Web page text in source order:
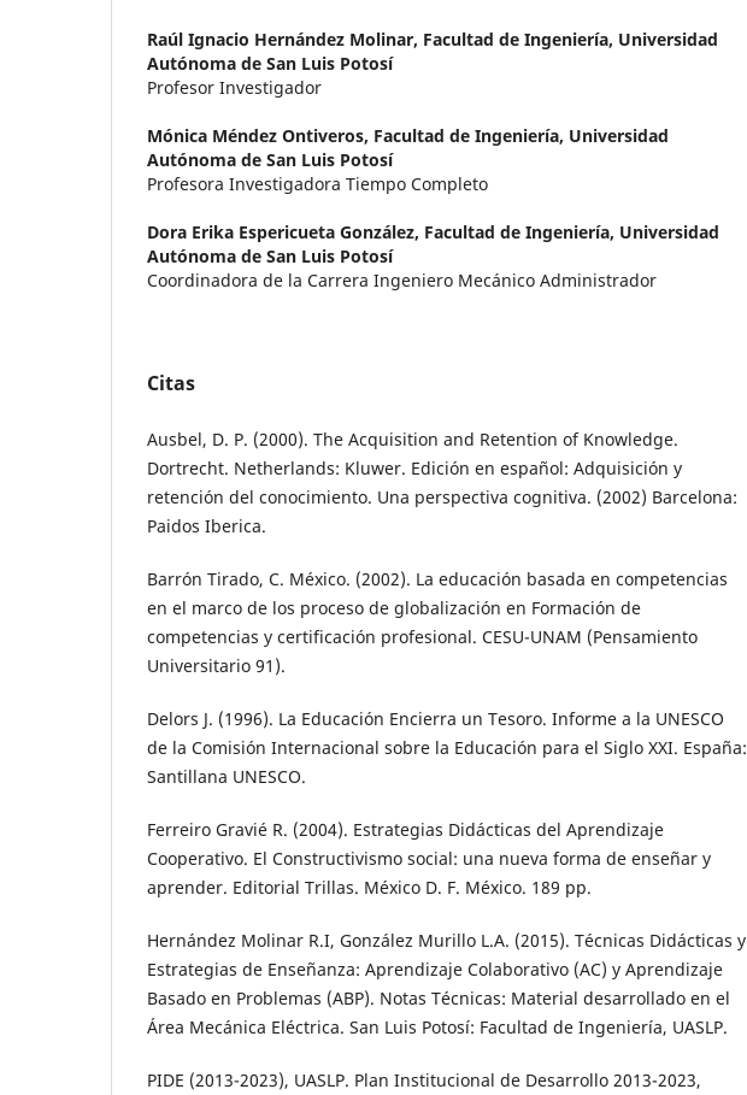
Raúl Ignacio Hernández Molinar, Facultad de Ingeniería, Universidad
Autónoma de San Luis Potosí
Profesor Investigador
Mónica Méndez Ontiveros, Facultad de Ingeniería, Universidad
Autónoma de San Luis Potosí
Profesora Investigadora Tiempo Completo
Dora Erika Espericueta González, Facultad de Ingeniería, Universidad
Autónoma de San Luis Potosí
Coordinadora de la Carrera Ingeniero Mecánico Administrador
Citas
Ausbel, D. P. (2000). The Acquisition and Retention of Knowledge.
Dortrecht. Netherlands: Kluwer. Edición en español: Adquisición y
retención del conocimiento. Una perspectiva cognitiva. (2002) Barcelona:
Paidos Iberica.
Barrón Tirado, C. México. (2002). La educación basada en competencias
en el marco de los proceso de globalización en Formación de
competencias y certificación profesional. CESU-UNAM (Pensamiento
Universitario 91).
Delors J. (1996). La Educación Encierra un Tesoro. Informe a la UNESCO
de la Comisión Internacional sobre la Educación para el Siglo XXI. España:
Santillana UNESCO.
Ferreiro Gravié R. (2004). Estrategias Didácticas del Aprendizaje
Cooperativo. El Constructivismo social: una nueva forma de enseñar y
aprender. Editorial Trillas. México D. F. México. 189 pp.
Hernández Molinar R.I, González Murillo L.A. (2015). Técnicas Didácticas y
Estrategias de Enseñanza: Aprendizaje Colaborativo (AC) y Aprendizaje
Basado en Problemas (ABP). Notas Técnicas: Material desarrollado en el
Área Mecánica Eléctrica. San Luis Potosí: Facultad de Ingeniería, UASLP.
PIDE (2013-2023), UASLP. Plan Institucional de Desarrollo 2013-2023,